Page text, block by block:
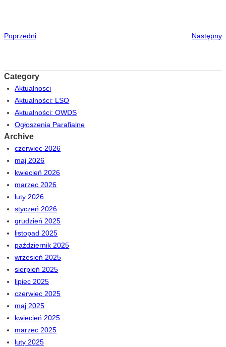
Poprzedni Następny
Category
Aktualnosci
Aktualności: LSO
Aktualności: OWDS
Ogłoszenia Parafialne
Archive
czerwiec 2026
maj 2026
kwiecień 2026
marzec 2026
luty 2026
styczeń 2026
grudzień 2025
listopad 2025
październik 2025
wrzesień 2025
sierpień 2025
lipiec 2025
czerwiec 2025
maj 2025
kwiecień 2025
marzec 2025
luty 2025